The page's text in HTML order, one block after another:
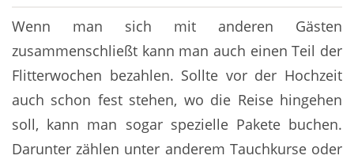
Wenn man sich mit anderen Gästen
zusammenschließt kann man auch einen Teil der
Flitterwochen bezahlen. Sollte vor der Hochzeit
auch schon fest stehen, wo die Reise hingehen
soll, kann man sogar spezielle Pakete buchen.
Darunter zählen unter anderem Tauchkurse oder